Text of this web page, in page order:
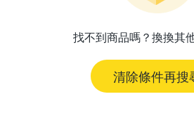
找不到商品嗎？換換其
清除條件再搜